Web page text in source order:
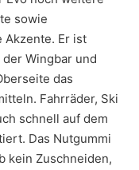
sowie
Er ist
Wingbar und
das
Fahrräder, Ski
schnell auf dem
Das Nutgummi
kein Zuschneiden,